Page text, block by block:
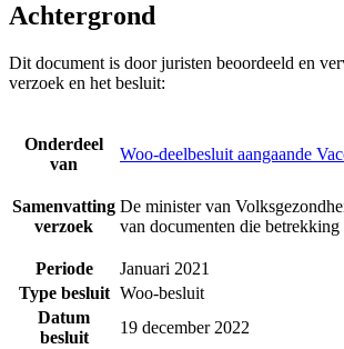
Achtergrond
Dit document is door juristen beoordeeld en
verzoek en het besluit:
Onderdeel
van
Woo-deelbesluit aangaande
Samenvatting
verzoek
De minister van
van documenten die
Periode
Januari 2021
Type besluit Woo-besluit
Datum
besluit
19 december 2022